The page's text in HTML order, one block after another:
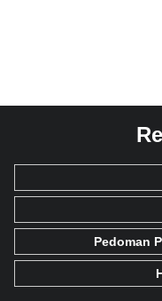
Pedoman